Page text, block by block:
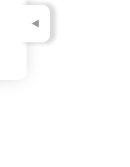
◄